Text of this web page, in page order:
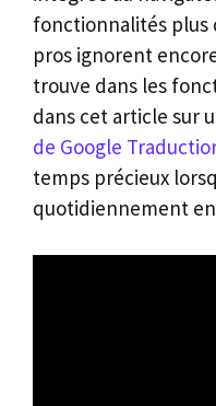
fonctionnalités plus
pros ignorent
trouve dans les
dans cet article sur
de Google
temps précieux
quotidiennement